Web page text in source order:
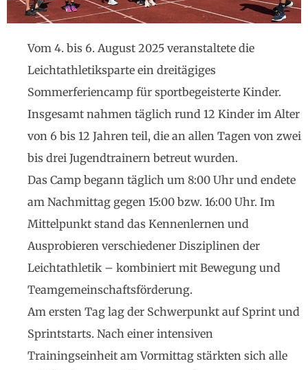
Vom 4. bis 6. August 2025 veranstaltete die
Leichtathletiksparte ein dreitägiges
Sommerferiencamp für sportbegeisterte Kinder.
Insgesamt nahmen täglich rund 12 Kinder im Alter
von 6 bis 12 Jahren teil, die an allen Tagen von zwei
bis drei Jugendtrainern betreut wurden.
Das Camp begann täglich um 8:00 Uhr und endete
am Nachmittag gegen 15:00 bzw. 16:00 Uhr. Im
Mittelpunkt stand das Kennenlernen und
Ausprobieren verschiedener Disziplinen der
Leichtathletik – kombiniert mit Bewegung und
Teamgemeinschaftsförderung.
Am ersten Tag lag der Schwerpunkt auf Sprint und
Sprintstarts. Nach einer intensiven
Trainingseinheit am Vormittag stärkten sich alle